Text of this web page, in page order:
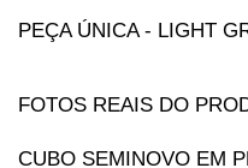
PEÇA ÚNICA - LIGHT
FOTOS REAIS DO
CUBO SEMINOVO EM